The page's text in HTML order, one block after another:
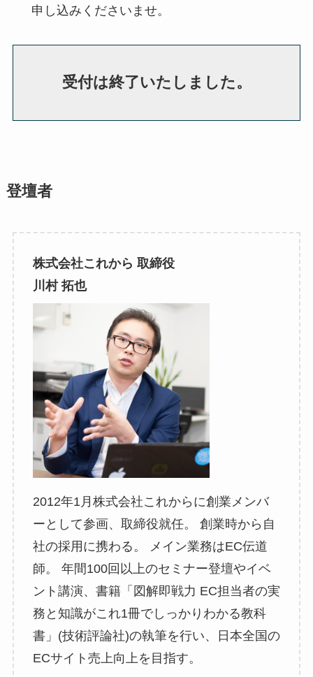
申し込みくださいませ。
受付は終了いたしました。
登壇者
株式会社これから 取締役
川村 拓也
2012年1月株式会社これからに創業メンバ
ーとして参画、取締役就任。 創業時から自
社の採用に携わる。 メイン業務はEC伝道
師。 年間100回以上のセミナー登壇やイベ
ント講演、書籍「図解即戦力 EC担当者の実
務と知識がこれ1冊でしっかりわかる教科
書」(技術評論社)の執筆を行い、日本全国の
ECサイト売上向上を目指す。